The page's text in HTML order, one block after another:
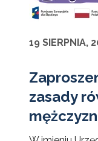
19 SIERPNIA,
zasady